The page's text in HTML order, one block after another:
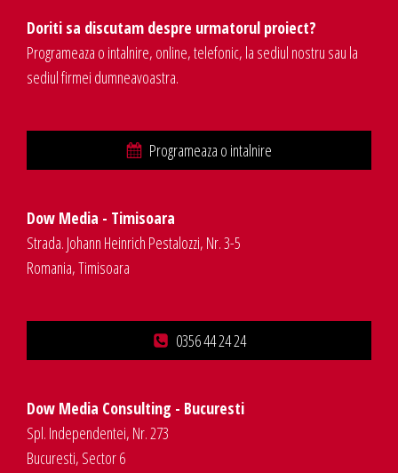
Doriti sa discutam despre urmatorul proiect?
Programeaza o intalnire, online, telefonic, la sediul nostru sau la
sediul firmei dumneavoastra.
Programeaza o intalnire
Dow Media - Timisoara
Strada. Johann Heinrich Pestalozzi, Nr. 3-5
Romania, Timisoara
0356 44 24 24
Dow Media Consulting - Bucuresti
Spl. Independentei, Nr. 273
Bucuresti, Sector 6